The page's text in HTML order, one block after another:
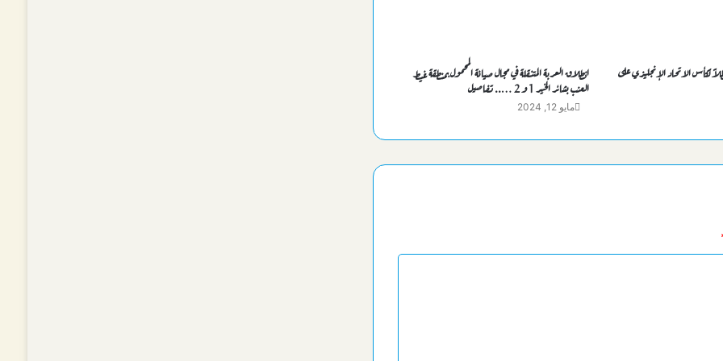
انطلاق العربة المتنقلة في مجال صيانة المحمول بمنطقة غيط
العنب بشائر الخير 1 و 2 ….. تفاصيل
مايو 12, 2024
لكأس الاتحاد الإنجليزي على